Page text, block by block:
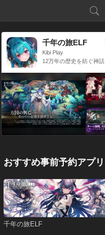
千年の旅ELF
Kibi Play
12万年の歴史を紡ぐ神話
おすすめ事前予約アプリ
千年の旅ELF